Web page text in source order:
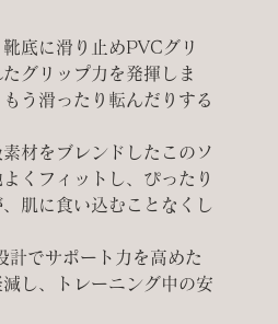
底に滑り止めPVCグリ
グリップ力を発揮しま
う滑ったり転んだりする
材をブレンドしたこのソ
くフィットし、ぴったり
肌に食い込むことなくし
計でサポート力を高めた
し、トレーニング中の安